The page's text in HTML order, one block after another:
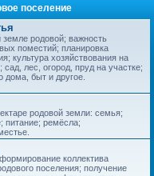
поселение
родовой; важность
поместий; планировка
культура хозяйствования на
лес, огород, пруд на участке;
дома, быт и другое.
родовой земли: семья;
питание; ремёсла;
коллектива
поселения; получение